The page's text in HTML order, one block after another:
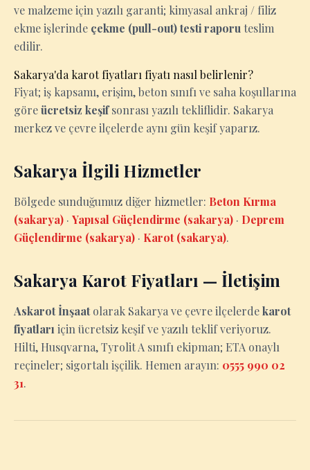
ve malzeme için yazılı garanti; kimyasal ankraj / filiz
ekme işlerinde çekme (pull-out) testi raporu teslim
edilir.
Sakarya'da karot fiyatları fiyatı nasıl belirlenir?
Fiyat; iş kapsamı, erişim, beton sınıfı ve saha koşullarına
göreücretsiz keşifsonrası yazılı tekliflidir. Sakarya
merkez ve çevre ilçelerde aynı gün keşif yaparız.
Sakarya İlgili Hizmetler
Bölgede sunduğumuz diğer hizmetler: Beton Kırma
(sakarya) · Yapısal Güçlendirme (sakarya) · Deprem
Güçlendirme (sakarya) · Karot (sakarya).
Sakarya Karot Fiyatları — İletişim
Askarot İnşaatolarak Sakarya ve çevre ilçelerdekarot
fiyatları için ücretsiz keşif ve yazılı teklif veriyoruz.
Hilti, Husqvarna, Tyrolit A sınıfı ekipman; ETA onaylı
reçineler; sigortalı işçilik. Hemen arayın: 0555 990 02
31.